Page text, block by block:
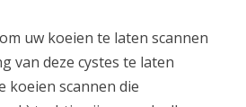
uw koeien te laten scannen
van deze cystes te laten
koeien scannen die